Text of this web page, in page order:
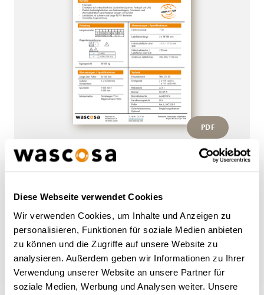
Diese Webseite verwendet Cookies
Wir verwenden Cookies, um Inhalte und Anzeigen zu
personalisieren, Funktionen für soziale Medien anbieten
zu können und die Zugriffe auf unsere Website zu
analysieren. Außerdem geben wir Informationen zu Ihrer
Verwendung unserer Website an unsere Partner für
soziale Medien, Werbung und Analysen weiter. Unsere
PDF
Weitere Wagen von diesem
Typ
ZURÜCK ZUR ÜBERSICHT